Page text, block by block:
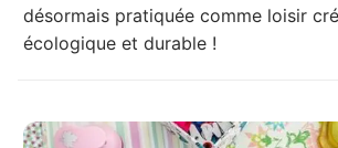
désormais pratiquée comme loisir
écologique et durable !